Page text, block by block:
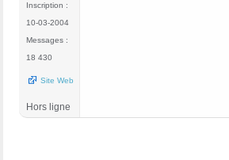
Inscription :
10-03-2004
Messages :
18 430
Site Web
Hors ligne